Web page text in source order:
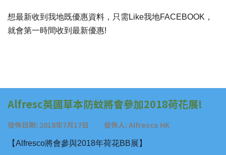
想最新收到我地既優惠資料，只需Like我地FACEBOOK，
就會第一時間收到最新優惠!
Alfresc英國草本防蚊將會參加2018荷花展!
發佈日期: 2018年7月17日 發佈人: Alfresco HK
【Alfresco將會參與2018年荷花BB展】